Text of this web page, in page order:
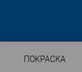
ПОКРАСКА